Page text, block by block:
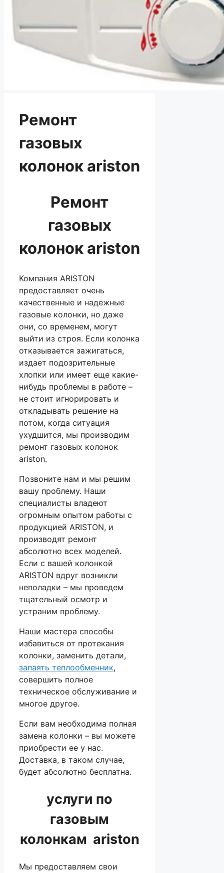
Ремонт
газовых
колонок ariston
Ремонт
газовых
колонок ariston
Компания ARISTON
предоставляет очень
качественные и надежные
газовые колонки, но даже
они, со временем, могут
выйти из строя. Если колонка
отказывается зажигаться,
издает подозрительные
хлопки или имеет еще какие-
нибудь проблемы в работе –
не стоит игнорировать и
откладывать решение на
потом, когда ситуация
ухудшится, мы производим
ремонт газовых колонок
ariston.
Позвоните нам и мы решим
вашу проблему. Наши
специалисты владеют
огромным опытом работы с
продукцией ARISTON, и
производят ремонт
абсолютно всех моделей.
Если с вашей колонкой
ARISTON вдруг возникли
неполадки – мы проведем
тщательный осмотр и
устраним проблему.
Наши мастера способы
избавиться от протекания
колонки, заменить детали,
запаять теплообменник,
совершить полное
техническое обслуживание и
многое другое.
Если вам необходима полная
замена колонки – вы можете
приобрести ее у нас.
Доставка, в таком случае,
будет абсолютно бесплатна.
услуги по
газовым
колонкам ariston
Мы предоставляем свои